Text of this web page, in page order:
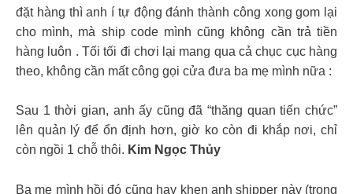
đặt hàng thì anh í tự động đánh thành công xong gom lại
cho mình, mà ship code mình cũng không cần trả tiền
hàng luôn . Tối tối đi chơi lại mang qua cả chục cục hàng
theo, không cần mất công gọi cửa đưa ba mẹ mình nữa :
Sau 1 thời gian, anh ấy cũng đã “thăng quan tiến chức”
lên quản lý để ổn định hơn, giờ ko còn đi khắp nơi, chỉ
còn ngồi 1 chỗ thôi. Kim Ngọc Thủy
Ba mẹ mình hồi đó cũng hay khen anh shipper này (trong